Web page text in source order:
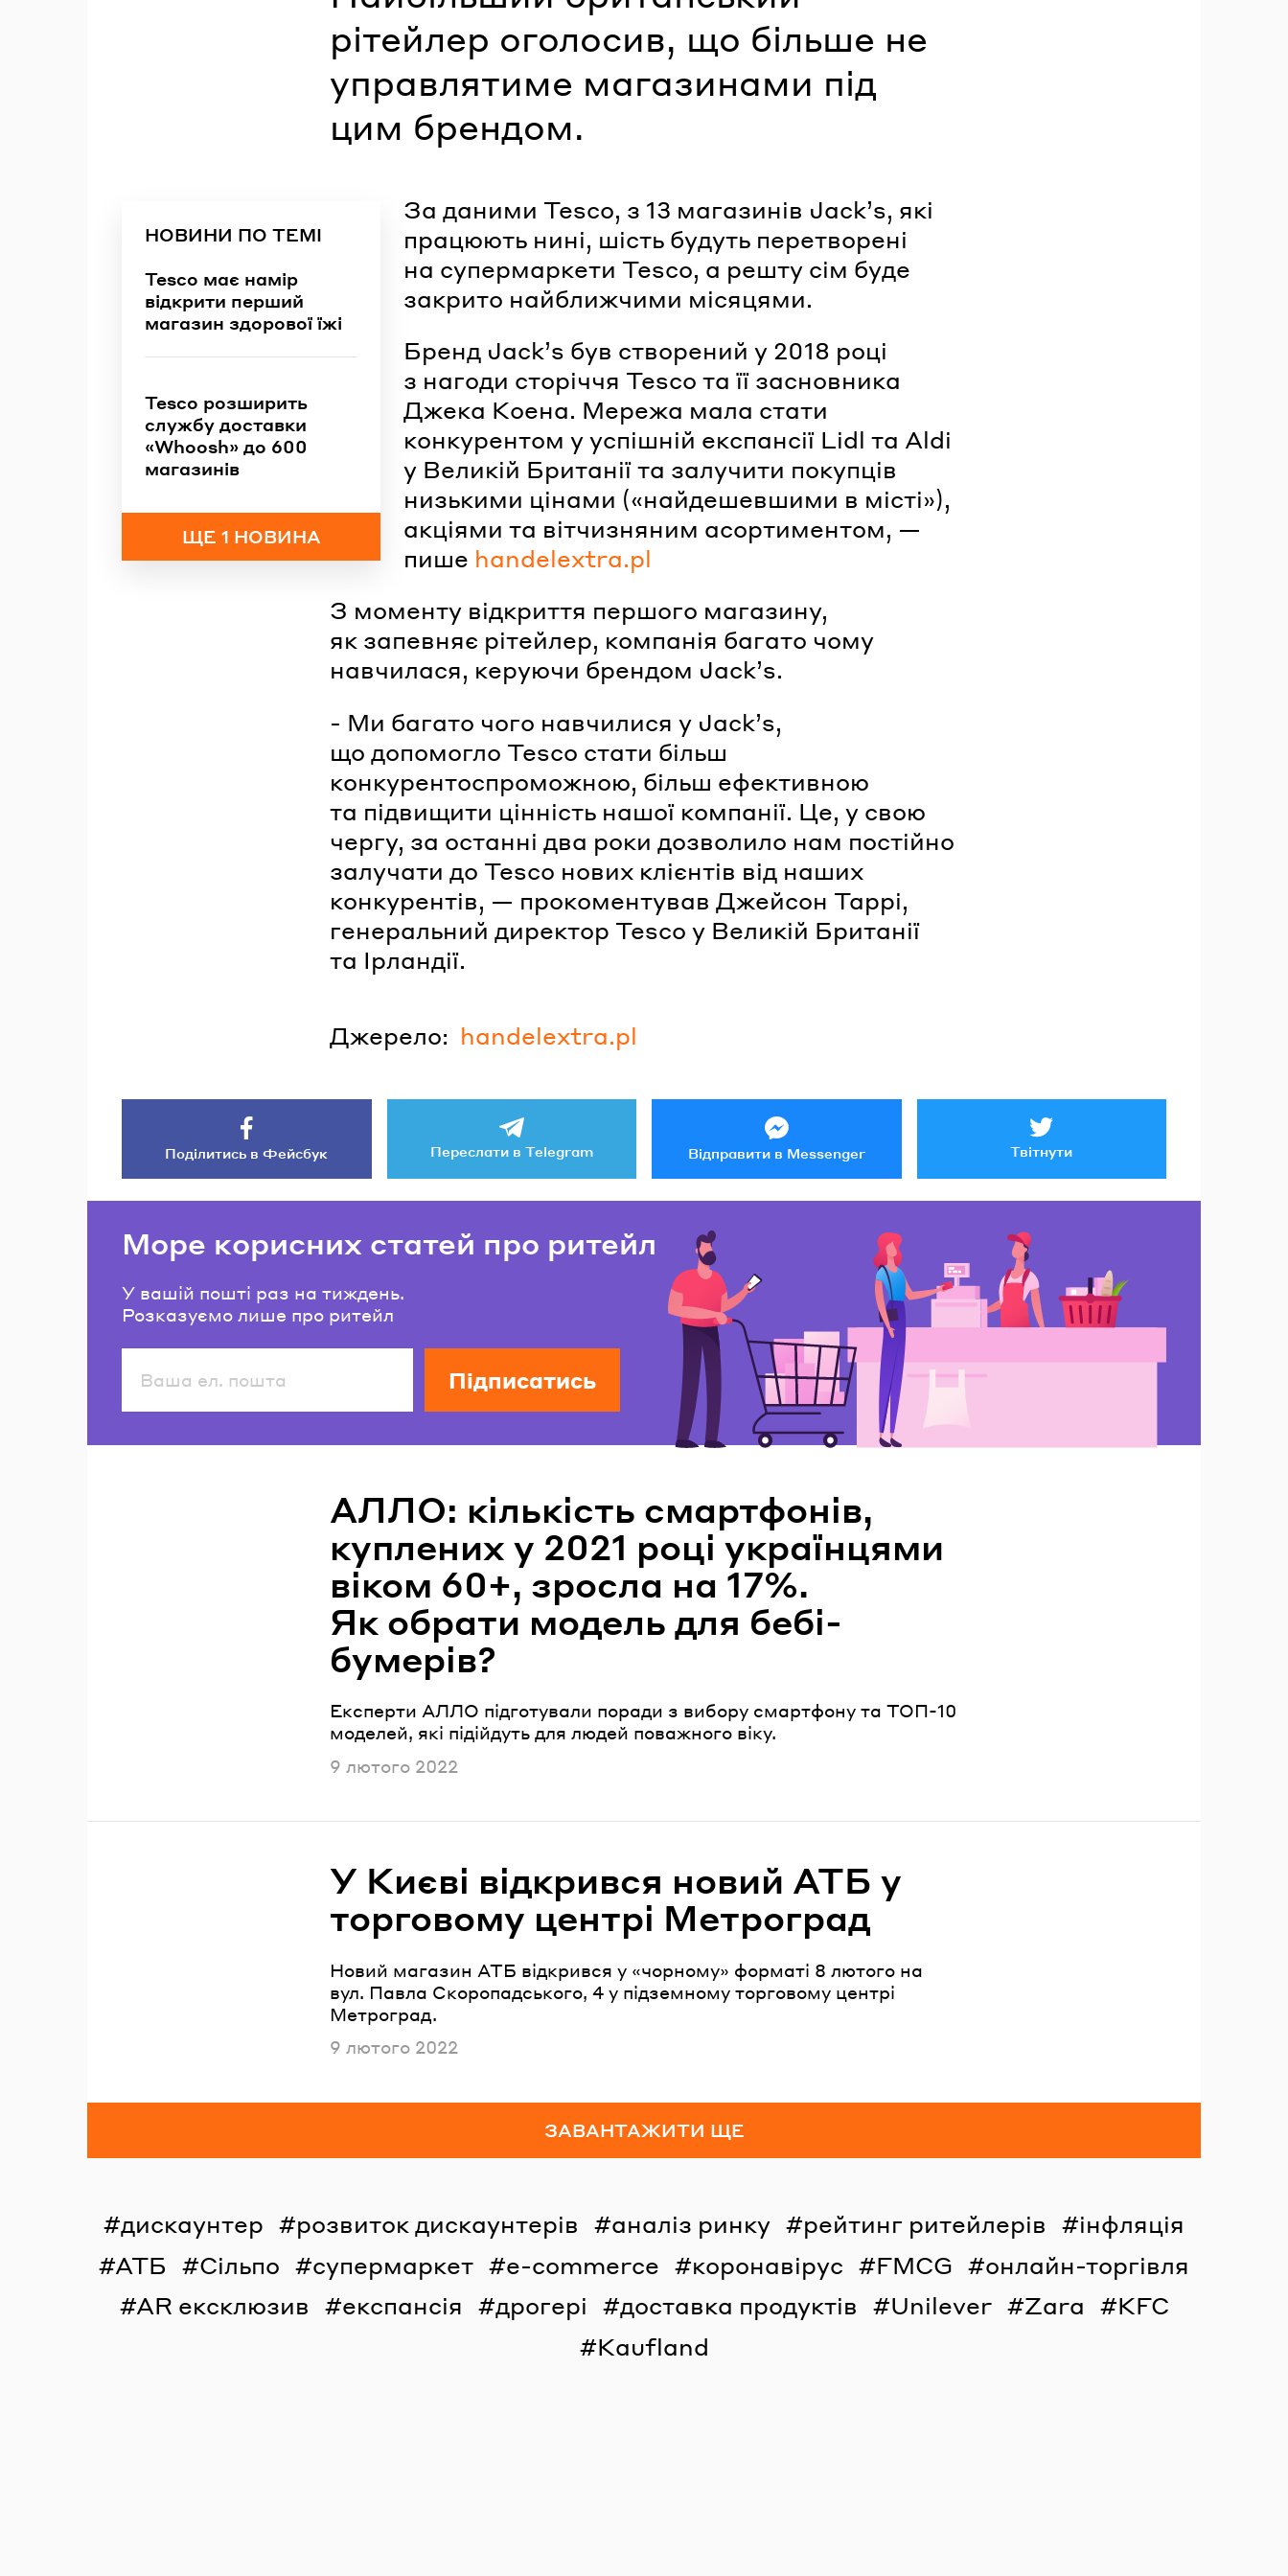
рітейлер оголосив, що більше не
управлятиме магазинами під
цим брендом.
НОВИНИ ПО ТЕМІ
Tesco має намір
відкрити перший
магазин здорової їжі
Tesco розширить
службу доставки
«Whoosh» до 600
магазинів
ЩЕ 1 НОВИНА
За даними Tesco, з 13 магазинів Jackʼs, які
працюють нині, шість будуть перетворені
на супермаркети Tesco, а решту сім буде
закрито найближчими місяцями.
Бренд Jackʼs був створений у 2018 році
з нагоди сторіччя Tesco та її засновника
Джека Коена. Мережа мала стати
конкурентом у успішній експансії Lidl та Aldi
у Великій Британії та залучити покупців
низькими цінами («найдешевшими в місті»),
акціями та вітчизняним асортиментом, —
пише handelextra.pl
З моменту відкриття першого магазину,
як запевняє рітейлер, компанія багато чому
навчилася, керуючи брендом Jackʼs.
- Ми багато чого навчилися у Jackʼs,
що допомогло Tesco стати більш
конкурентоспроможною, більш ефективною
та підвищити цінність нашої компанії. Це, у свою
чергу, за останні два роки дозволило нам постійно
залучати до Tesco нових клієнтів від наших
конкурентів, — прокоментував Джейсон Таррі,
генеральний директор Tesco у Великій Британії
та Ірландії.
Джерело: handelextra.pl
Поділитись в Фейсбук Переслати в Telegram Відправити в Messenger Твітнути
Море корисних статей про ритейл
У вашій пошті раз на тиждень.
Розказуємо лише про ритейл
Підписатись
АЛЛО: кількість смартфонів,
куплених у 2021 році українцями
віком 60+, зросла на 17%.
Як обрати модель для бебі-
бумерів?
Експерти АЛЛО підготували поради з вибору смартфону та ТОП-10
моделей, які підійдуть для людей поважного віку.
Опубліковано
9 лютого 2022
У Києві відкрився новий АТБ у
торговому центрі Метроград
Новий магазин АТБ відкрився у «чорному» форматі 8 лютого на
вул. Павла Скоропадського, 4 у підземному торговому центрі
Метроград.
Опубліковано
9 лютого 2022
ЗАВАНТАЖИТИ ЩЕ
дискаунтер розвиток дискаунтерів аналіз ринку рейтинг ритейлерів
інфляція
АТБ
Сільпо супермаркет e-commerce коронавірус FMCG
онлайн-торгівля
AR ексклюзив
експансія дрогері доставка продуктів Unilever Zara
KFC
Kaufland